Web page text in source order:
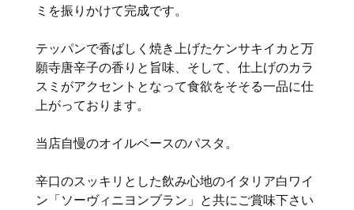
ミを振りかけて完成です。
テッパンで香ばしく焼き上げたケンサキイカと万
願寺唐辛子の香りと旨味、そして、仕上げのカラ
スミがアクセントとなって食欲をそそる一品に仕
上がっております。
当店自慢のオイルベースのパスタ。
辛口のスッキリとした飲み心地のイタリア白ワイ
ン「ソーヴィニヨンブラン」と共にご賞味下さい